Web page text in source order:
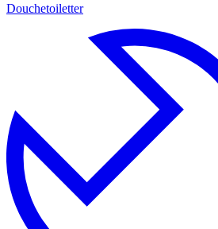
Douchetoiletter